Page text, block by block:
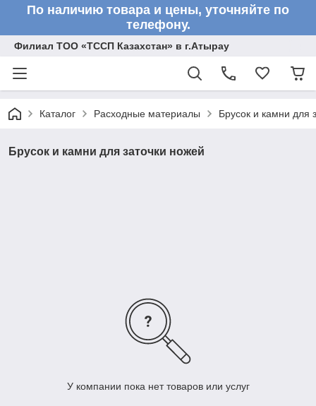
По наличию товара и цены, уточняйте по
телефону.
Филиал ТОО «ТССП Казахстан» в г.Атырау
Каталог Расходные материалы Брусок и камни для
Брусок и камни для заточки ножей
У компании пока нет товаров или услуг